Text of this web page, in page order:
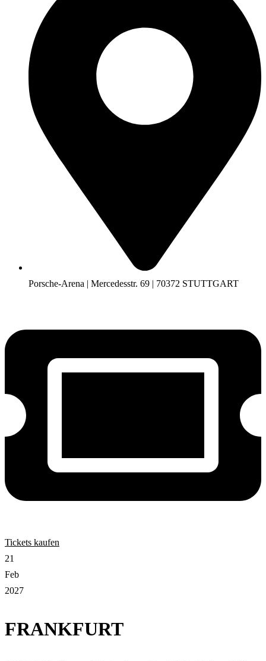
Porsche-Arena | Mercedesstr. 69 | 70372 STUTTGART
Tickets kaufen
21
Feb
2027
FRANKFURT